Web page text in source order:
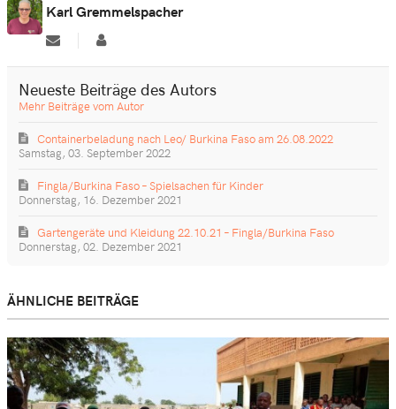
Karl Gremmelspacher
UpdatesKarl
Neueste Beiträge des Autors
Mehr Beiträge vom Autor
Samstag, 03. September 2022
Containerbeladung nach Leo/ Burkina Faso am 26.08.2022
Donnerstag, 16. Dezember 2021
Fingla/Burkina Faso – Spielsachen für Kinder
Donnerstag, 02. Dezember 2021
Gartengeräte und Kleidung 22.10.21 – Fingla/Burkina Faso
ÄHNLICHE BEITRÄGE